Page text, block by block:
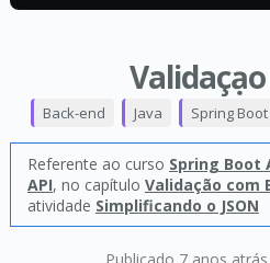
Back-end Java Spring Boot
Referente ao curso Spring Boot
API, no capítulo Validação com
atividade Simplificando o JSON